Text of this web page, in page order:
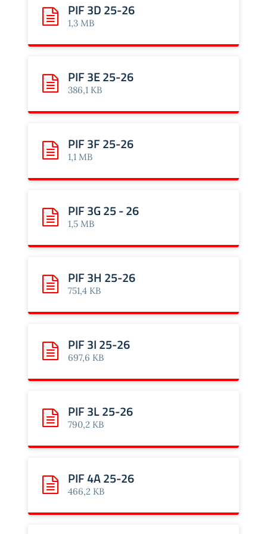
Scarica: PIF 3D 25-26
PIF 3D 25-26
1,3 MB
Scarica: PIF 3E 25-26
PIF 3E 25-26
386,1 KB
Scarica: PIF 3F 25-26
PIF 3F 25-26
1,1 MB
Scarica: PIF 3G 25 - 26
PIF 3G 25 - 26
1,5 MB
Scarica: PIF 3H 25-26
PIF 3H 25-26
751,4 KB
Scarica: PIF 3I 25-26
PIF 3I 25-26
697,6 KB
Scarica: PIF 3L 25-26
PIF 3L 25-26
790,2 KB
Scarica: PIF 4A 25-26
PIF 4A 25-26
466,2 KB